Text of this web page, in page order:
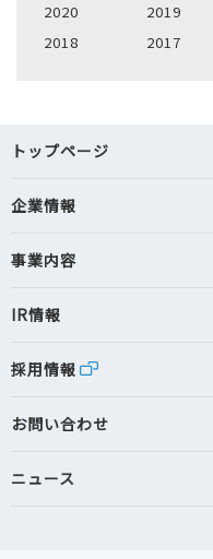
2020
2019
2018
2017
トップページ
企業情報
事業内容
IR情報
採用情報
お問い合わせ
ニュース